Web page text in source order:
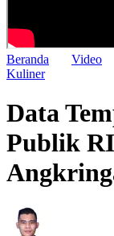
Beranda Video
Kuliner
Data
Publik